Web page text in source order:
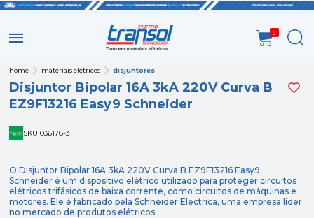
0
home materiais elétricos disjuntores
Disjuntor Bipolar 16A 3kA 220V Curva B
EZ9F13216 Easy9 Schneider
SKU 036176-3
O Disjuntor Bipolar 16A 3kA 220V Curva B EZ9F13216 Easy9
Schneider é um dispositivo elétrico utilizado para proteger circuitos
elétricos trifásicos de baixa corrente, como circuitos de máquinas e
motores. Ele é fabricado pela Schneider Electrica, uma empresa líder
no mercado de produtos elétricos.